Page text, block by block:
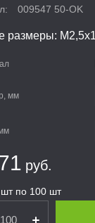
009547 50-OK
размеры:
мм
руб.
по 100 шт